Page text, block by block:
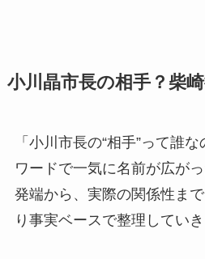
小川晶市長の相手？柴
「小川市長の“相手”って誰
ワードで一気に名前が広が
発端から、実際の関係性ま
り事実ベースで整理していき